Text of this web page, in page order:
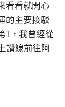
看看就開心
的主要接駁
1，我曾經從
讚線前往阿